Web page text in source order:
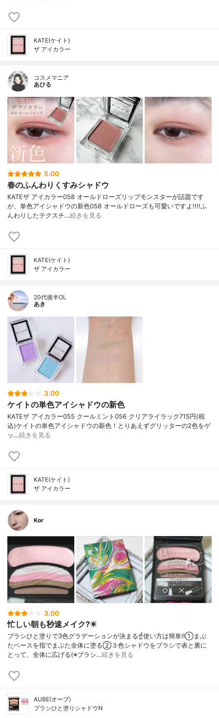
KATE(ケイト)
ザ アイカラー
コスメマニア
あひる
5.00
春のふんわりくすみシャドウ
KATEザ アイカラー058 オールドローズリップモンスターが話題です
が、単色アイシャドウの新色058 オールドローズも可愛いですよ!!!!ふ
んわりしたテクスチ…続きを見る
KATE(ケイト)
ザ アイカラー
20代後半OL
あき
3.00
ケイトの単色アイシャドウの新色
KATE ザ アイカラー 055 クールミント 056 クリアライラック 715円(税
込) ケイトの単色アイシャドウの新色！ とりあえずグリッターの2色をゲ
ッ…続きを見る
KATE(ケイト)
ザ アイカラー
Kor
3.00
忙しい朝も秒速メイク?️✴️
ブラシひと塗りで3色グラデーションが決まる☝️使い方は簡単‼️①まぶ
たベースを指でまぶた全体に塗る②３色シャドウをブラシで表と裏に
とって、全体に広げる(※ブラシ…続きを見る
AUBE(オーブ)
ブラシひと塗りシャドウN